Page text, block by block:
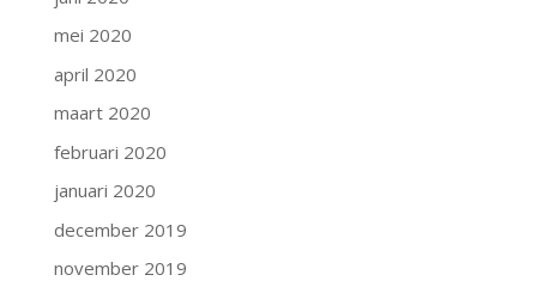
mei 2020
april 2020
maart 2020
februari 2020
januari 2020
december 2019
november 2019